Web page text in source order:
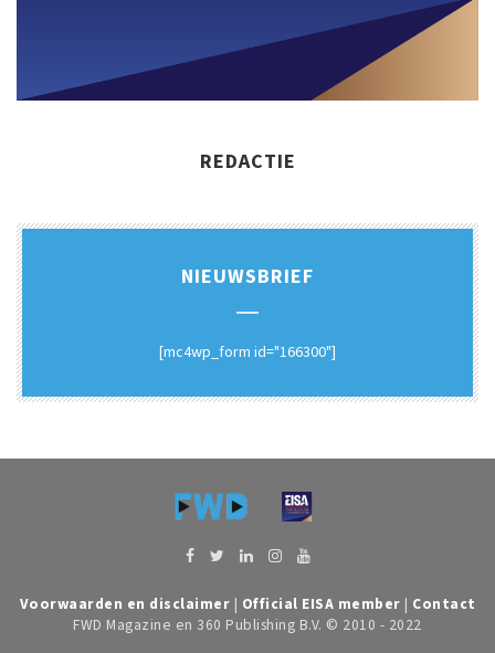
REDACTIE
NIEUWSBRIEF
[mc4wp_form id="166300"]
Voorwaarden en disclaimer | Official EISA member | Contact
FWD Magazine en 360 Publishing B.V. © 2010 - 2022